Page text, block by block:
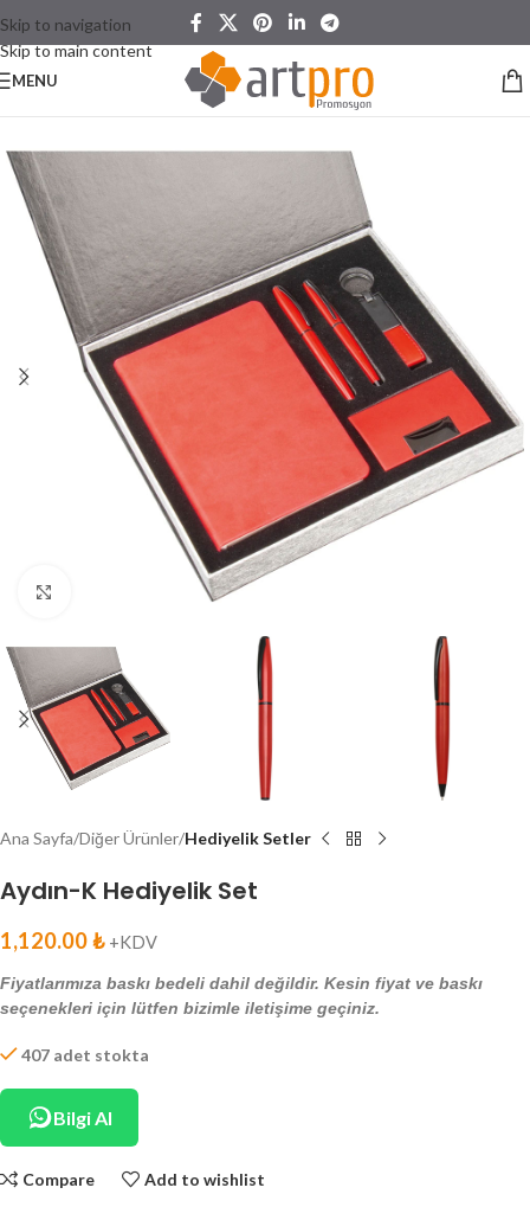
Skip to navigation
Skip to main content
MENU
Ana Sayfa Diğer Ürünler Hediyelik Setler
Aydın-K Hediyelik Set
1,120.00₺ +KDV
Fiyatlarımıza baskı bedeli dahil değildir. Kesin fiyat ve baskı
seçenekleri için lütfen bizimle iletişime geçiniz.
407 adet stokta
Bilgi Al
Compare Add to wishlist